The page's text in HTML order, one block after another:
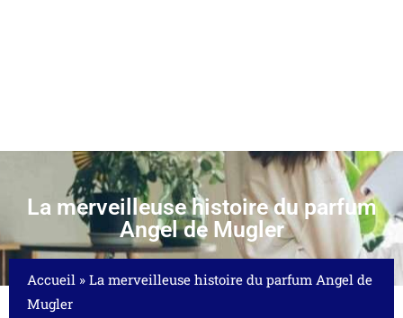
La merveilleuse histoire du parfum
Angel de Mugler
Accueil » La merveilleuse histoire du parfum Angel de
Mugler